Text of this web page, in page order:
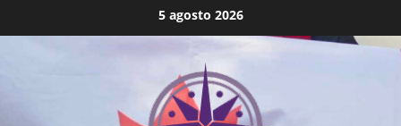
al
5 agosto 2026